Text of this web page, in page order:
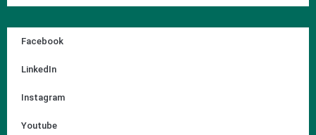
Facebook
LinkedIn
Instagram
Youtube